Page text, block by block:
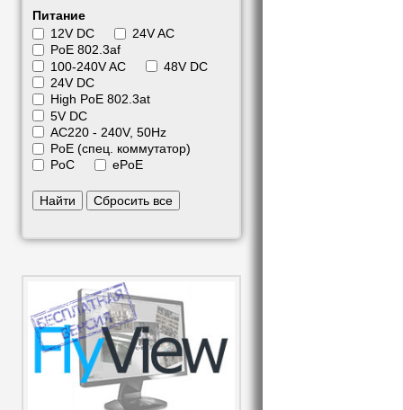
Питание
12V DC
24V AC
PoE 802.3af
100-240V AC
48V DC
24V DC
High PoE 802.3at
5V DC
АС220 - 240V, 50Hz
PoE (спец. коммутатор)
PoC
ePoE
Найти Сбросить все